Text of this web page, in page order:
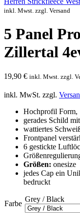
inkl. Mwst. zzgl. Versand
5 Panel
Zillertal
19,90 € inkl. Mwst. zzgl.
inkl. MwSt. zzgl.
Hochprofil Form,
gerades Schild
wattiertes
Frontpanel
6 gestickte
Größen: onesize
jedes Cap ein
bedruckt
Farbe
Grey / Black